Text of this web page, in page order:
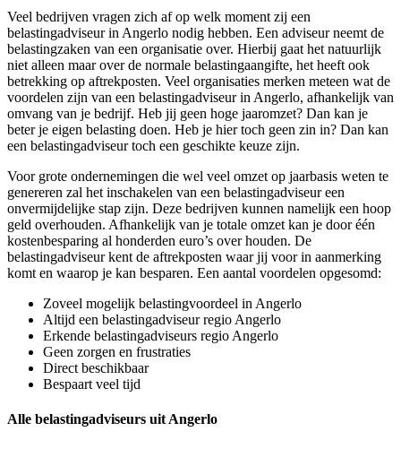
Veel bedrijven vragen zich af op welk moment zij een
belastingadviseur in Angerlo nodig hebben. Een adviseur neemt de
belastingzaken van een organisatie over. Hierbij gaat het natuurlijk
niet alleen maar over de normale belastingaangifte, het heeft ook
betrekking op aftrekposten. Veel organisaties merken meteen wat de
voordelen zijn van een belastingadviseur in Angerlo, afhankelijk van
omvang van je bedrijf. Heb jij geen hoge jaaromzet? Dan kan je
beter je eigen belasting doen. Heb je hier toch geen zin in? Dan kan
een belastingadviseur toch een geschikte keuze zijn.
Voor grote ondernemingen die wel veel omzet op jaarbasis weten te
genereren zal het inschakelen van een belastingadviseur een
onvermijdelijke stap zijn. Deze bedrijven kunnen namelijk een hoop
geld overhouden. Afhankelijk van je totale omzet kan je door één
kostenbesparing al honderden euro’s over houden. De
belastingadviseur kent de aftrekposten waar jij voor in aanmerking
komt en waarop je kan besparen. Een aantal voordelen opgesomd:
Zoveel mogelijk belastingvoordeel in Angerlo
Altijd een belastingadviseur regio Angerlo
Erkende belastingadviseurs regio Angerlo
Geen zorgen en frustraties
Direct beschikbaar
Bespaart veel tijd
Alle belastingadviseurs uit Angerlo